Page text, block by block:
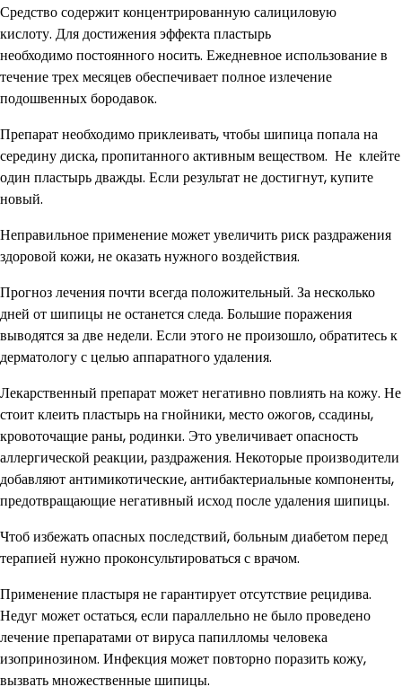
Средство содержит концентрированную салициловую
кислоту. Для достижения эффекта пластырь
необходимо постоянного носить. Ежедневное использование в
течение трех месяцев обеспечивает полное излечение
подошвенных бородавок.
Препарат необходимо приклеивать, чтобы шипица попала на
середину диска, пропитанного активным веществом. Не клейте
один пластырь дважды. Если результат не достигнут, купите
новый.
Неправильное применение может увеличить риск раздражения
здоровой кожи, не оказать нужного воздействия.
Прогноз лечения почти всегда положительный. За несколько
дней от шипицы не останется следа. Большие поражения
выводятся за две недели. Если этого не произошло, обратитесь к
дерматологу с целью аппаратного удаления.
Лекарственный препарат может негативно повлиять на кожу. Не
стоит клеить пластырь на гнойники, место ожогов, ссадины,
кровоточащие раны, родинки. Это увеличивает опасность
аллергической реакции, раздражения. Некоторые производители
добавляют антимикотические, антибактериальные компоненты,
предотвращающие негативный исход после удаления шипицы.
Чтоб избежать опасных последствий, больным диабетом перед
терапией нужно проконсультироваться с врачом.
Применение пластыря не гарантирует отсутствие рецидива.
Недуг может остаться, если параллельно не было проведено
лечение препаратами от вируса папилломы человека
изопринозином. Инфекция может повторно поразить кожу,
вызвать множественные шипицы.